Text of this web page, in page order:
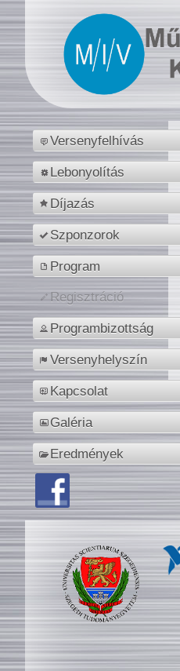
Versenyfelhívás
Lebonyolítás
Díjazás
Szponzorok
Program
Regisztráció
Programbizottság
Versenyhelyszín
Kapcsolat
Galéria
Eredmények